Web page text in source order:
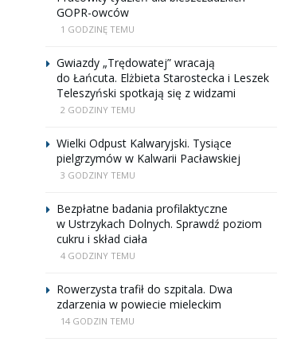
GOPR-owców
1 GODZINĘ TEMU
Gwiazdy „Trędowatej” wracają
do Łańcuta. Elżbieta Starostecka i Leszek
Teleszyński spotkają się z widzami
2 GODZINY TEMU
Wielki Odpust Kalwaryjski. Tysiące
pielgrzymów w Kalwarii Pacławskiej
3 GODZINY TEMU
Bezpłatne badania profilaktyczne
w Ustrzykach Dolnych. Sprawdź poziom
cukru i skład ciała
4 GODZINY TEMU
Rowerzysta trafił do szpitala. Dwa
zdarzenia w powiecie mieleckim
14 GODZIN TEMU